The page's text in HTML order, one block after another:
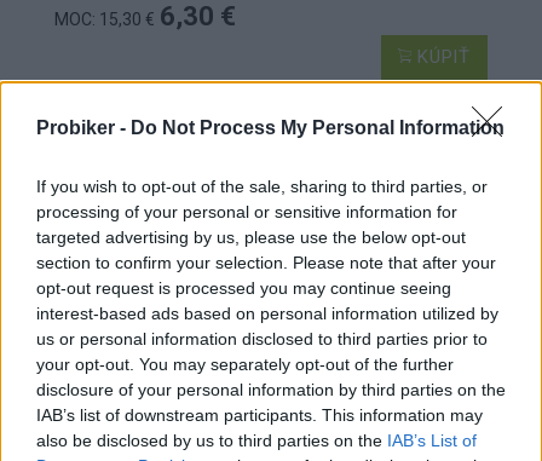
Probiker - Do Not Process My Personal Information
If you wish to opt-out of the sale, sharing to third parties, or
processing of your personal or sensitive information for
targeted advertising by us, please use the below opt-out
section to confirm your selection. Please note that after your
opt-out request is processed you may continue seeing
interest-based ads based on personal information utilized by
us or personal information disclosed to third parties prior to
your opt-out. You may separately opt-out of the further
disclosure of your personal information by third parties on the
IAB’s list of downstream participants. This information may
also be disclosed by us to third parties on the IAB’s List of
MOC: 15,30 € 6,30 €
KÚPIŤ
SPORTFUL MATCHY DÁMSKA ČELENKA LIGHT
ČERVENÁ